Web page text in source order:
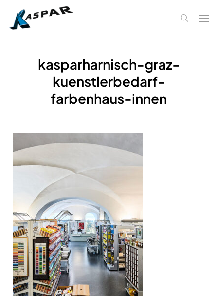
search
kasparharnisch-graz-
kuenstlerbedarf-
farbenhaus-innen